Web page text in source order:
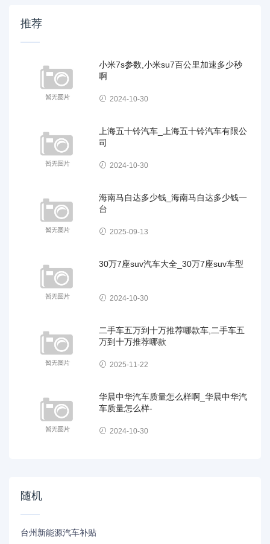
推荐
小米7s参数,小米su7百公里加速多少秒
啊
2024-10-30
上海五十铃汽车_上海五十铃汽车有限公
司
2024-10-30
海南马自达多少钱_海南马自达多少钱一
台
2025-09-13
30万7座suv汽车大全_30万7座suv车型
2024-10-30
二手车五万到十万推荐哪款车,二手车五
万到十万推荐哪款
2025-11-22
华晨中华汽车质量怎么样啊_华晨中华汽
车质量怎么样-
2024-10-30
随机
台州新能源汽车补贴